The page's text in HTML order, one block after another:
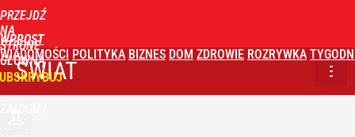
PRZEJDŹ
NA
STRONĘ
GŁÓWNĄ
WPROST
WIADOMOŚCI POLITYKA BIZNES DOM ZDROWIE ROZRYWKA
ŚWIAT